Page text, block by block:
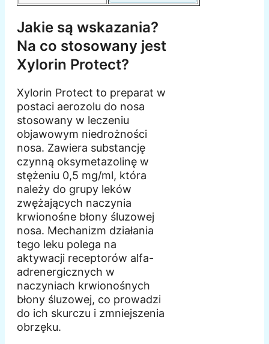
Jakie są wskazania?
Na co stosowany jest
Xylorin Protect?
Xylorin Protect to preparat w
postaci aerozolu do nosa
stosowany w leczeniu
objawowym niedrożności
nosa. Zawiera substancję
czynną oksymetazolinę w
stężeniu 0,5 mg/ml, która
należy do grupy leków
zwężających naczynia
krwionośne błony śluzowej
nosa. Mechanizm działania
tego leku polega na
aktywacji receptorów alfa-
adrenergicznych w
naczyniach krwionośnych
błony śluzowej, co prowadzi
do ich skurczu i zmniejszenia
obrzęku.